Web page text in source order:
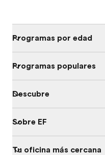
Programas por edad
Programas populares
Descubre
Sobre EF
Tu oficina más cercana